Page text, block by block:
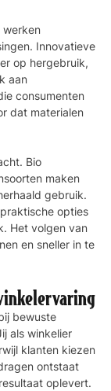
werken
Innovatieve
op hergebruik,
aan
consumenten
dat materialen
Bio
maken
gebruik.
opties
Het volgen van
en sneller in te
bewuste
als winkelier
klanten kiezen
ontstaat
oplevert.